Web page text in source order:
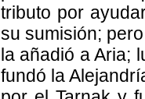
tributo por
su sumisión;
la añadió a Aria;
fundó la